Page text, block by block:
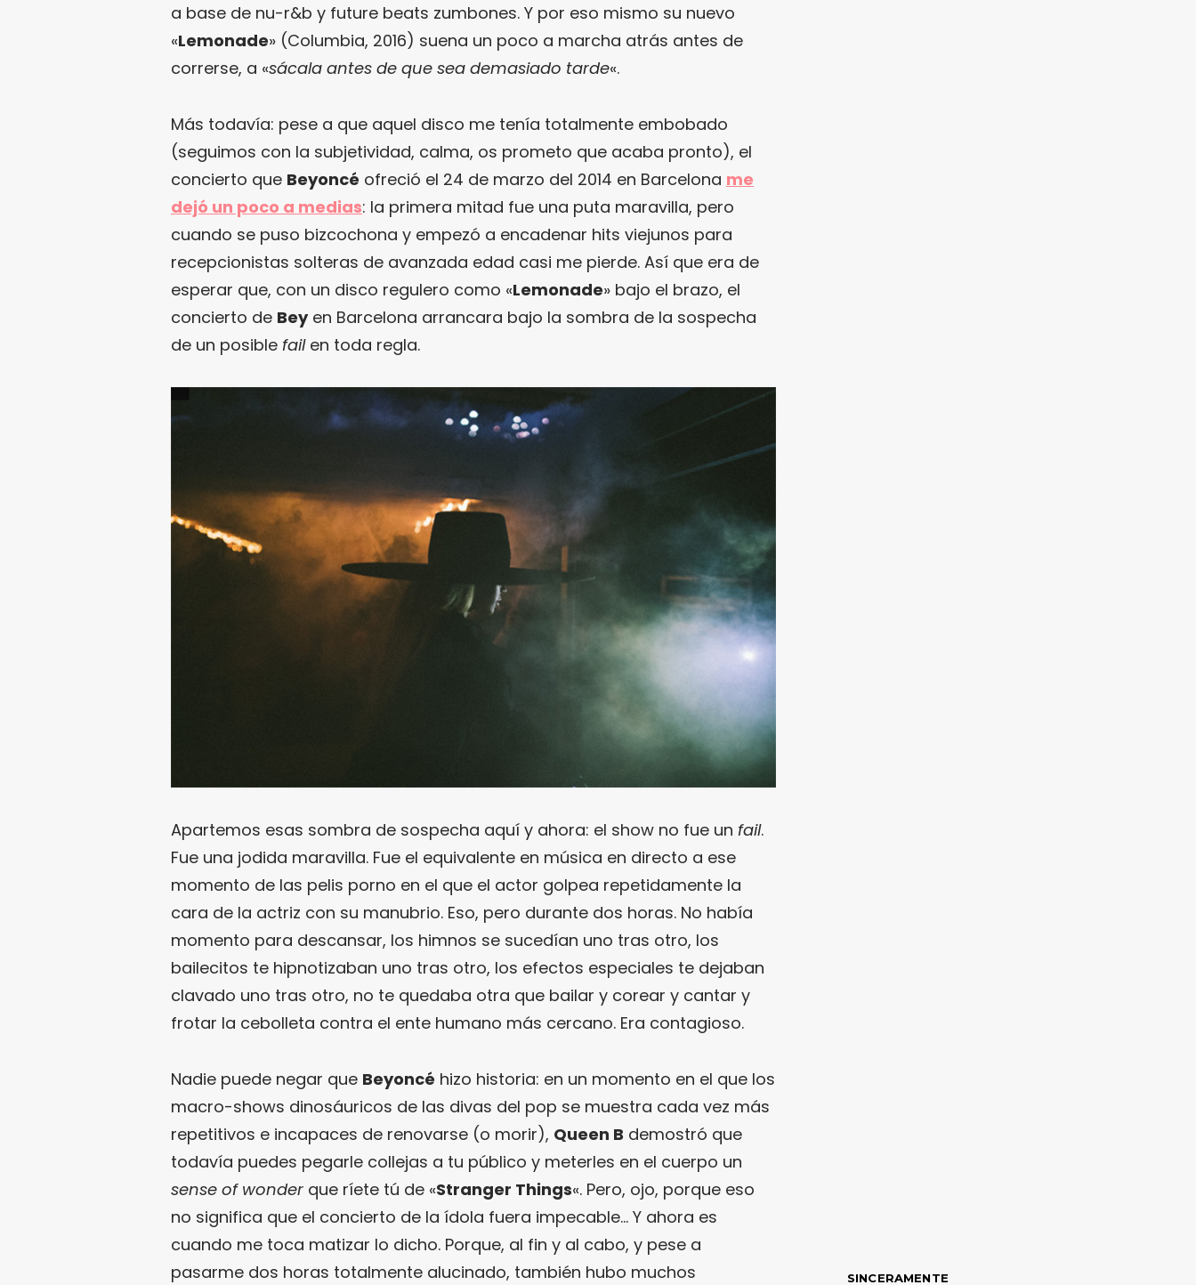
a base de nu-r&b y future beats zumbones. Y por eso mismo su nuevo
«Lemonade» (Columbia, 2016) suena un poco a marcha atrás antes de
correrse, a «sácala antes de que sea demasiado tarde«.
Más todavía: pese a que aquel disco me tenía totalmente embobado
(seguimos con la subjetividad, calma, os prometo que acaba pronto), el
concierto que Beyoncé ofreció el 24 de marzo del 2014 en Barcelona me
dejó un poco a medias: la primera mitad fue una puta maravilla, pero
cuando se puso bizcochona y empezó a encadenar hits viejunos para
recepcionistas solteras de avanzada edad casi me pierde. Así que era de
esperar que, con un disco regulero como «Lemonade» bajo el brazo, el
concierto de Beyen Barcelona arrancara bajo la sombra de la sospecha
de un posible failen toda regla.
Apartemos esas sombra de sospecha aquí y ahora: el show no fue un fail.
Fue una jodida maravilla. Fue el equivalente en música en directo a ese
momento de las pelis porno en el que el actor golpea repetidamente la
cara de la actriz con su manubrio. Eso, pero durante dos horas. No había
momento para descansar, los himnos se sucedían uno tras otro, los
bailecitos te hipnotizaban uno tras otro, los efectos especiales te dejaban
clavado uno tras otro, no te quedaba otra que bailar y corear y cantar y
frotar la cebolleta contra el ente humano más cercano. Era contagioso.
Nadie puede negar que Beyoncé hizo historia: en un momento en el que los
macro-shows dinosáuricos de las divas del pop se muestra cada vez más
repetitivos e incapaces de renovarse (o morir), Queen B demostró que
todavía puedes pegarle collejas a tu público y meterles en el cuerpo un
sense of wonder que ríete tú de «Stranger Things«. Pero, ojo, porque eso
no significa que el concierto de la ídola fuera impecable… Y ahora es
cuando me toca matizar lo dicho. Porque, al fin y al cabo, y pese a
pasarme dos horas totalmente alucinado, también hubo muchos
SINCERAMENTE